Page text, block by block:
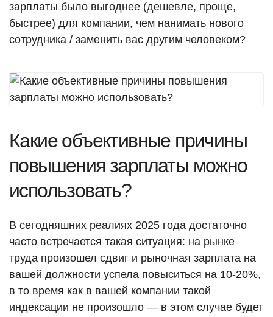
зарплаты было выгоднее (дешевле, проще,
быстрее) для компании, чем нанимать нового
сотрудника / заменить вас другим человеком?
Какие объективные причины
повышения зарплаты можно
использовать?
В сегодняшних реалиях 2025 года достаточно
часто встречается такая ситуация: на рынке
труда произошел сдвиг и рыночная зарплата на
вашей должности успела повыситься на 10-20%,
в то время как в вашей компании такой
индексации не произошло — в этом случае будет